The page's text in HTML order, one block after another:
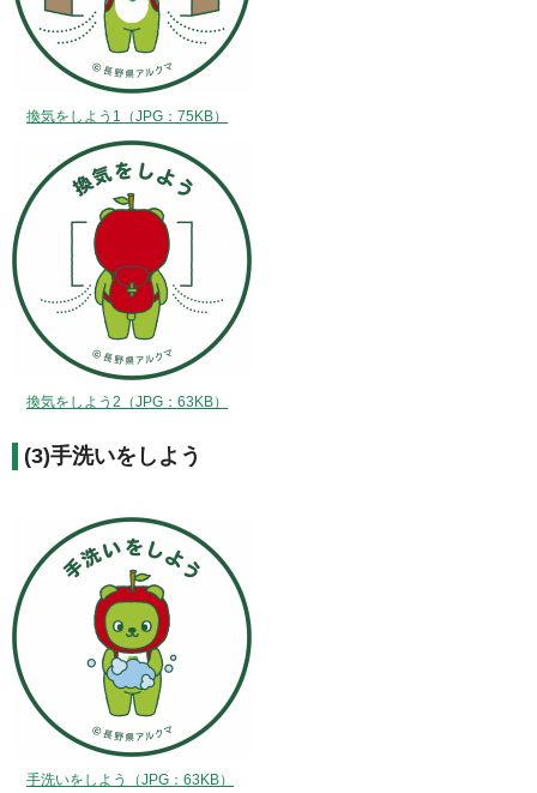
換気をしよう1（JPG：75KB）
換気をしよう2（JPG：63KB）
(3)手洗いをしよう
手洗いをしよう（JPG：63KB）